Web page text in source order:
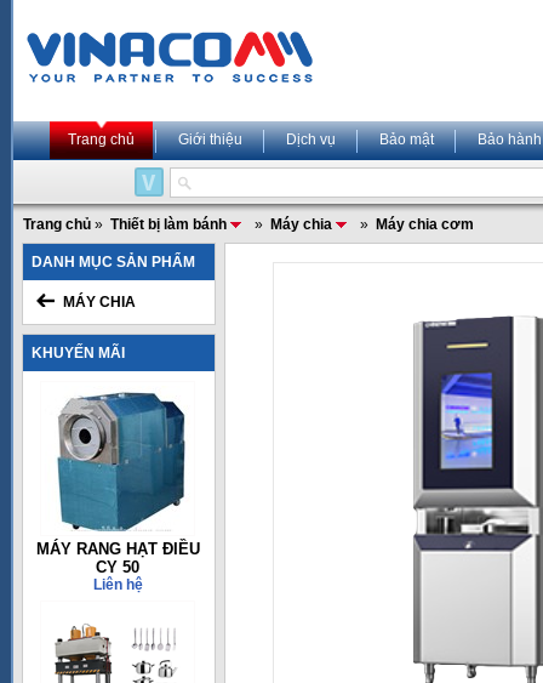
Trang chủ Giới thiệu Dịch vụ Bảo mật Bảo hành
Trang chủ » Thiết bị làm bánh » Máy chia » Máy chia cơm
DANH MỤC SẢN PHẨM
MÁY CHIA
KHUYẾN MÃI
MÁY RANG HẠT ĐIỀU
CY 50
Liên hệ